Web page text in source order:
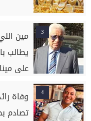
3
مين
يطالب
على
4
تصادم